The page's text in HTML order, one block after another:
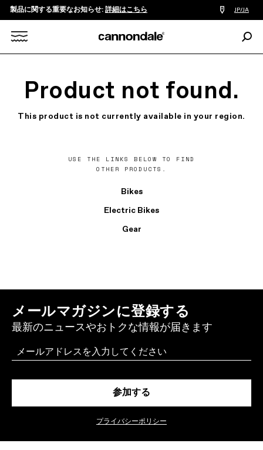
製品に関する重要なお知らせ:詳細はこちら
販
売
JP/JA
検
Product not found.
This product is not currently available in your region.
USE THE LINKS BELOW TO FIND
OTHER PRODUCTS.
Bikes
Electric Bikes
Gear
メールマガジンに登録する
最新のニュースやおトクな情報が届きます
Email
参加する
プライバシーポリシー